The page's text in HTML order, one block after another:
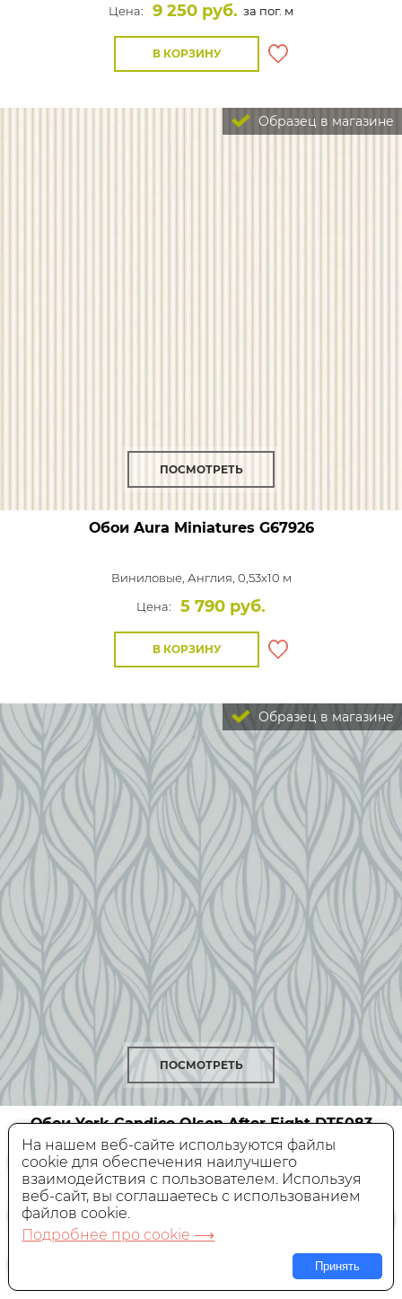
Цена:
9 250 руб. за пог. м
В КОРЗИНУ
Образец в магазине
ПОСМОТРЕТЬ
Обои Aura Miniatures G67926
Виниловые, Англия, 0,53x10 м
Цена:
5 790 руб.
В КОРЗИНУ
Образец в магазине
ПОСМОТРЕТЬ
Обои York Candice Olson After EightDT5083
Флизелиновые,Америка, 0,68x8,22 м
Цена:
14 440 руб.
В КОРЗИНУ
На нашем веб-сайте используются файлы
cookie для обеспечения наилучшего
взаимодействия с пользователем. Используя
веб-сайт, вы соглашаетесь с использованием
файлов cookie.
Подробнее про cookie ⟶
Принять